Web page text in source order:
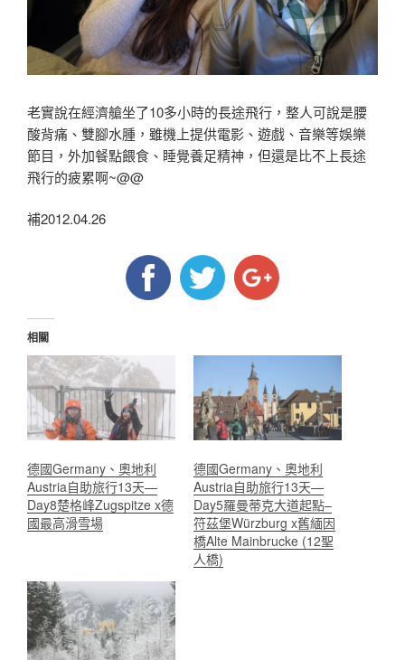
老實說在經濟艙坐了10多小時的長途飛行，整人可說是腰
酸背痛、雙腳水腫，雖機上提供電影、遊戲、音樂等娛樂
節目，外加餐點餵食、睡覺養足精神，但還是比不上長途
飛行的疲累啊~@@
補2012.04.26
相關
德國Germany、奧地利
Austria自助旅行13天—
Day8楚格峰Zugspitze x德
國最高滑雪場
德國Germany、奧地利
Austria自助旅行13天—
Day5羅曼蒂克大道起點–
符茲堡Würzburg x舊緬因
橋Alte Mainbrucke (12聖
人橋)